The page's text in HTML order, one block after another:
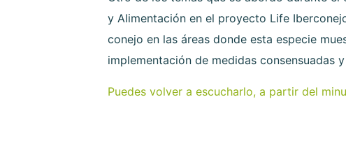
y Alimentación en el proyecto Life
conejo en las áreas donde esta especie
implementación de medidas consensuadas
Puedes volver a escucharlo, a partir del